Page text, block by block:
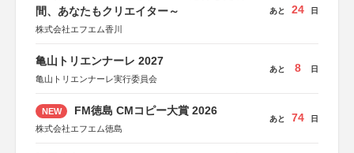
間、あなたもクリエイター～
株式会社エフエム香川
あと 24 日
亀山トリエンナーレ 2027
亀山トリエンナーレ実行委員会
あと 8 日
NEW FM徳島 CMコピー大賞 2026
株式会社エフエム徳島
あと 74 日